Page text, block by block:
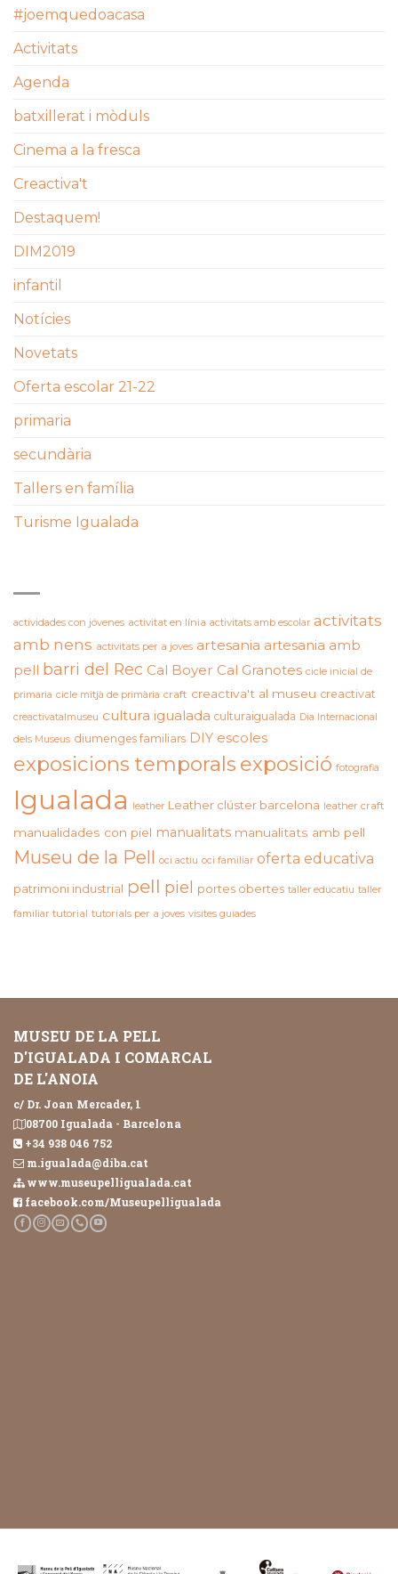
#joemquedoacasa
Activitats
Agenda
batxillerat i mòduls
Cinema a la fresca
Creactiva't
Destaquem!
DIM2019
infantil
Notícies
Novetats
Oferta escolar 21-22
primaria
secundària
Tallers en família
Turisme Igualada
actividades con jóvenes activitat en línia activitats amb escolar activitats
amb nens activitats per a joves artesania artesania amb
pell barri del Rec Cal Boyer Cal Granotes cicle inicial de
primaria cicle mitjà de primària craft creactiva't al museu creactivat
creactivatalmuseu cultura igualada culturaigualada Dia Internacional
dels Museus diumenges familiars DIY escoles
exposicions temporals exposició fotografia
Igualada leather Leather clúster barcelona leather craft
manualidades con piel manualitats manualitats amb pell
Museu de la Pell oci actiu oci familiar oferta educativa
patrimoni industrial pell piel portes obertes taller educatiu taller
familiar tutorial tutorials per a joves visites guiades
MUSEU DE LA PELL
D'IGUALADA I COMARCAL
DE L'ANOIA
c/ Dr. Joan Mercader, 1
08700 Igualada - Barcelona
+34 938 046 752
m.igualada@diba.cat
www.museupelligualada.cat
facebook.com/Museupelligualada